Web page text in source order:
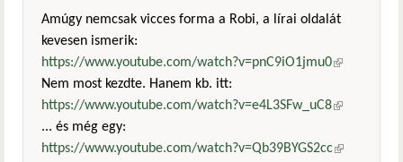
Amúgy nemcsak vicces forma a Robi, a lírai oldalát
kevesen ismerik:
https://www.youtube.com/watch?v=pnC9iO1jmu0(külső
Nem most kezdte. Hanem kb. itt:
https://www.youtube.com/watch?v=e4L3SFw_uC8(külső
... és még egy:
https://www.youtube.com/watch?v=Qb39BYGS2cc(külső